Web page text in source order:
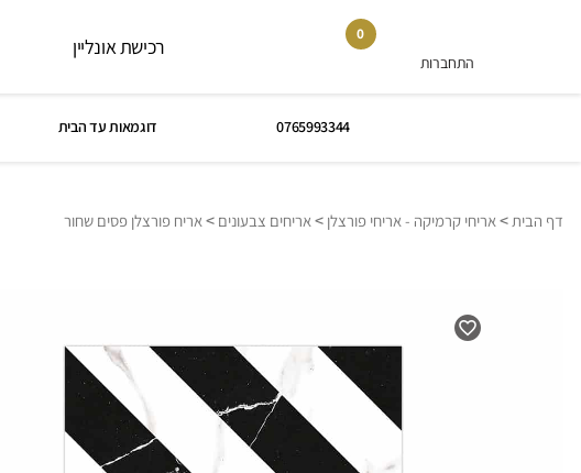
התחברות
0
רכישת אונליין
0765993344 דוגמאות עד הבית
דף הבית>אריחי קרמיקה - אריחי פורצלן >אריחים צבעונים >אריח פורצלן פסים שחור